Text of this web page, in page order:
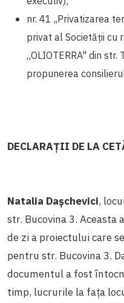
nr. 41 ,,Privatizarea
privat al Societății cu
„OLIOTERRA" din str.
propunerea
DECLARAȚII DE LA
Natalia Dașchevici,
str. Bucovina 3.
de zi a proiectului care
pentru str. Bucovina 3.
documentul a fost
timp, lucrurile la fața